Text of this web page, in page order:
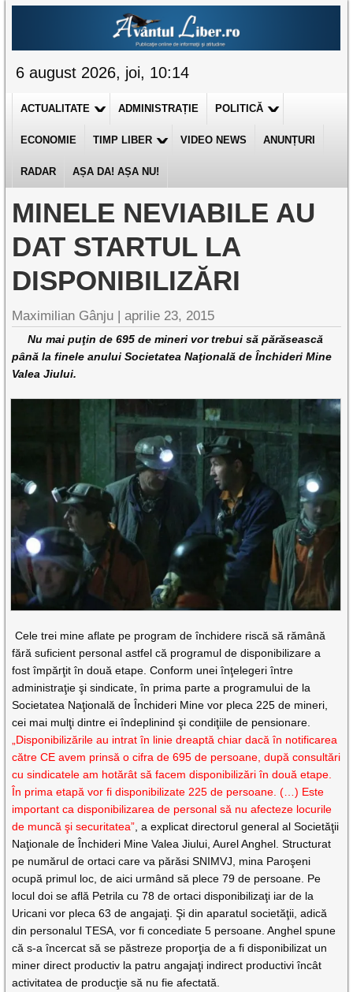
6 august 2026, joi, 10:14
ACTUALITATE ADMINISTRAȚIE POLITICĂ
ECONOMIE TIMP LIBER VIDEO NEWS ANUNȚURI
RADAR AȘA DA! AȘA NU!
MINELE NEVIABILE AU
DAT STARTUL LA
DISPONIBILIZĂRI
Maximilian Gânju |aprilie 23, 2015
Nu mai puţin de 695 de mineri vor trebui să părăsească
până la finele anului Societatea Naţională de Închideri Mine
Valea Jiului.
Cele trei mine aflate pe program de închidere riscă să rămână
fără suficient personal astfel că programul de disponibilizare a
fost împărţit în două etape. Conform unei înţelegeri între
administraţie şi sindicate, în prima parte a programului de la
Societatea Naţională de Închideri Mine vor pleca 225 de mineri,
cei mai mulţi dintre ei îndeplinind şi condiţiile de pensionare.
„Disponibilizările au intrat în linie dreaptă chiar dacă în notificarea
către CE avem prinsă o cifra de 695 de persoane, după consultări
cu sindicatele am hotărât să facem disponibilizări în două etape.
În prima etapă vor fi disponibilizate 225 de persoane. (…) Este
important ca disponibilizarea de personal să nu afecteze locurile
de muncă şi securitatea” , a explicat directorul general al Societăţii
Naţionale de Închideri Mine Valea Jiului, Aurel Anghel. Structurat
pe numărul de ortaci care va părăsi SNIMVJ, mina Paroşeni
ocupă primul loc, de aici urmând să plece 79 de persoane. Pe
locul doi se află Petrila cu 78 de ortaci disponibilizaţi iar de la
Uricani vor pleca 63 de angajaţi. Şi din aparatul societăţii, adică
din personalul TESA, vor fi concediate 5 persoane. Anghel spune
că s-a încercat să se păstreze proporţia de a fi disponibilizat un
miner direct productiv la patru angajaţi indirect productivi încât
activitatea de producţie să nu fie afectată.